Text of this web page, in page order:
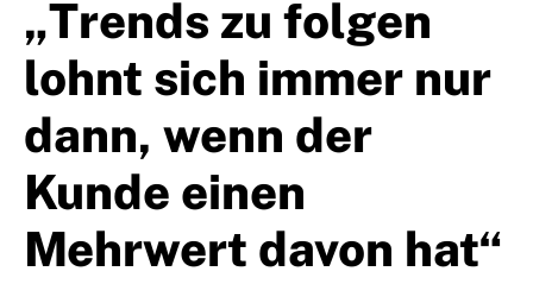
„Trends zu folgen
lohnt sich immer nur
dann, wenn der
Kunde einen
Mehrwert davon hat“